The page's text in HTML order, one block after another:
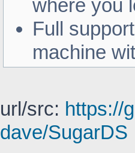
where you
Full
machine
url/src: https://
dave/SugarDS